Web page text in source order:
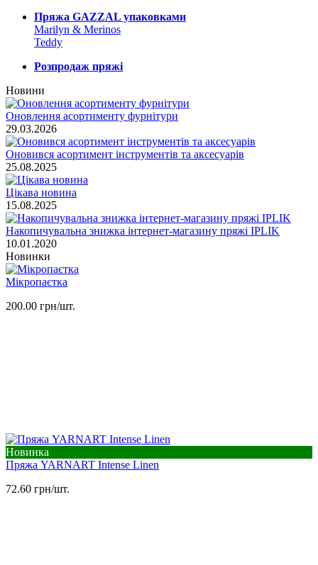
Пряжа GAZZAL упаковками
Marilyn & Merinos
Teddy
Розпродаж пряжі
Новини
Оновлення асортименту фурнітури
29.03.2026
Оновився асортимент інструментів та аксесуарів
25.08.2025
Цікава новина
15.08.2025
Накопичувальна знижка інтернет-магазину пряжі IPLIK
10.01.2020
Новинки
Мікропаєтка
200.00 грн/шт.
Новинка
Пряжа YARNART Intense Linen
72.60 грн/шт.